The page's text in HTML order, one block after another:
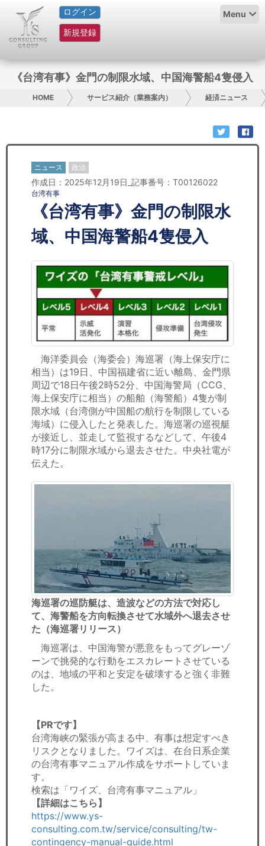
ログイン
新規登録
Menu
HOME
サービス紹介
コラム
グループ概要
日本人にPR
コンサルティング
リサーチ
セミナー
経済ニュース
労務顧問
飲食店情報
《台湾有事》金門の制限水域、中国海警船4隻侵入
HOME サービス紹介（業務案内） 経済ニュース
ニュース 政治
作成日：2025年12月19日_記事番号：T00126022
台湾有事
《台湾有事》金門の制限水
域、中国海警船4隻侵入
海洋委員会（海委会）海巡署（海上保安庁に
相当）は19日、中国福建省に近い離島、金門県
周辺で18日午後2時52分、中国海警局（CCG、
海上保安庁に相当）の船舶（海警船）4隻が制
限水域（台湾側が中国船の航行を制限している
海域）に侵入したと発表した。海巡署の巡視艇
が接近し、並走して監視するなどして、午後4
時17分に制限水域から退去させた。中央社電が
伝えた。
海巡署の巡防艇は、造波などの方法で対応し
て、海警船を方向転換させて水域外へ退去させ
た（海巡署リリース）
海巡署は、中国海警が悪意をもってグレーゾ
ーンで挑発的な行動をエスカレートさせている
のは、地域の平和と安定を破壊すると強く非難
した。
【PRです】
台湾海峡の緊張が高まる中、有事は想定すべき
リスクとなりました。ワイズは、在台日系企業
の台湾有事マニュアル作成をサポートしていま
す。
検索は「ワイズ、台湾有事マニュアル」
【詳細はこちら】
https://www.ys-
consulting.com.tw/service/consulting/tw-
contingency-manual-guide.html